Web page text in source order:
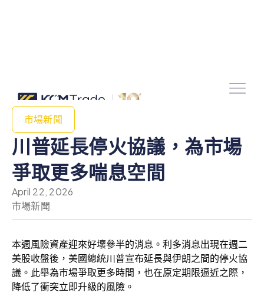
市場新聞
川普延長停火協議，為市場
爭取更多喘息空間
April 22, 2026
市場新聞
本週風險資產迎來好壞參半的消息。利多消息出現在週二
美股收盤後，美國總統川普宣布延長與伊朗之間的停火協
議。此舉為市場爭取更多時間，也在原定期限逼近之際，
降低了衝突立即升級的風險。